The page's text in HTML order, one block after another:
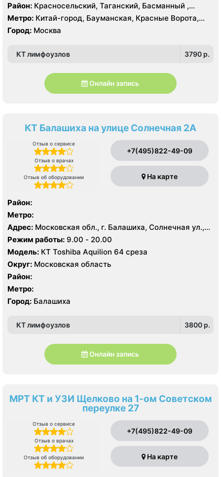
Район: Красносельский, Таганский, Басманный ,
Тверской
Метро: Китай-город, Бауманская, Красные Ворота,
Кузнецкий мост, Курская, Лубянка, Площадь Ильича,
Сретенский бульвар, Таганская, Чкаловская
Город: Москва
КТ лимфоузлов 3790 p.
Онлайн запись
КТ Балашиха на улице Солнечная 2А
Отзыв о сервисе
Отзыв о врачах
Отзыв об оборудовании
+7(495)822-49-09
На карте
Район:
Метро:
Адрес: Московская обл., г. Балашиха, Солнечная ул.,
2А
Режим работы: 9.00 - 20.00
Модель: КТ Toshiba Aquilion 64 среза
Округ: Московская область
Район:
Метро:
Город: Балашиха
КТ лимфоузлов 3800 p.
Онлайн запись
МРТ КТ и УЗИ Щелково на 1-ом Советском
переулке 27
Отзыв о сервисе
Отзыв о врачах
Отзыв об оборудовании
+7(495)822-49-09
На карте